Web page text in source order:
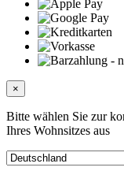
×
Bitte wählen Sie zur
Ihres Wohnsitzes aus